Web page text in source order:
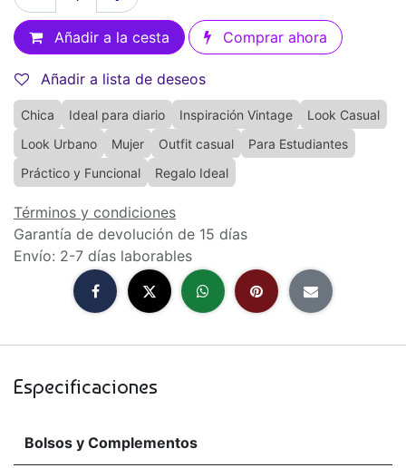
Añadir a la cesta Comprar ahora
Añadir a lista de deseos
Chica Ideal para diario Inspiración Vintage
Look Casual
Look Urbano
Mujer Outfit casual
Para Estudiantes
Práctico y Funcional
Regalo Ideal
Términos y condiciones
Garantía de devolución de 15 días
Envío: 2-7 días laborables
Especificaciones
Bolsos y Complementos